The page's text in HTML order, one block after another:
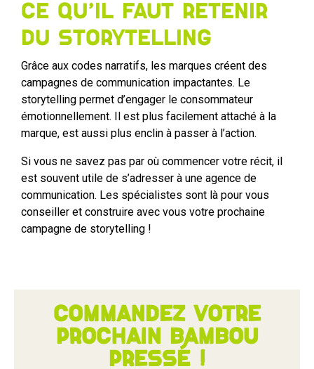
Ce qu’il faut retenir
du storytelling
Grâce aux codes narratifs, les marques créent des
campagnes de communication impactantes. Le
storytelling permet d’engager le consommateur
émotionnellement. Il est plus facilement attaché à la
marque, est aussi plus enclin à passer à l’action.
Si vous ne savez pas par où commencer votre récit, il
est souvent utile de s’adresser à une agence de
communication. Les spécialistes sont là pour vous
conseiller et construire avec vous votre prochaine
campagne de storytelling !
Commandez votre
prochain bambou
pressé !